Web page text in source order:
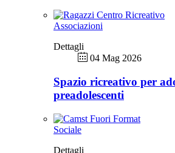
Associazioni
Dettagli
04 Mag 2026
Spazio ricreativo per
preadolescenti
Sociale
Dettagli